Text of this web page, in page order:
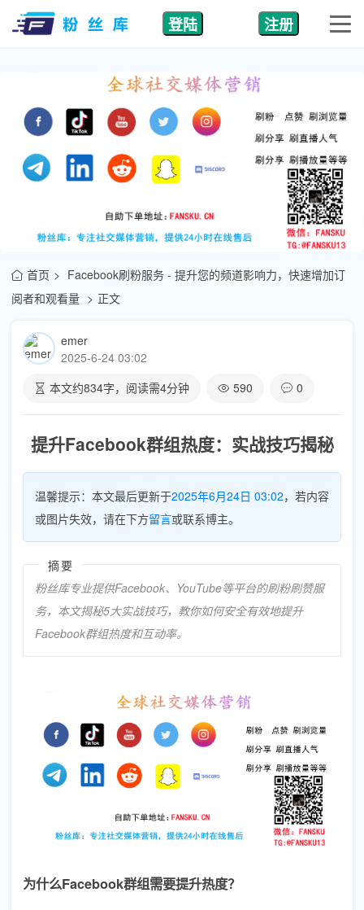
登陆 注册
首页
Facebook刷粉服务 - 提升您的频道影响力，快速增加订
阅者和观看量
正文
emer
2025-6-24 03:02
本文约834字，阅读需4分钟 590 0
提升Facebook群组热度：实战技巧揭秘
温馨提示：本文最后更新于2025年6月24日 03:02，若内容
或图片失效，请在下方留言或联系博主。
摘要
粉丝库专业提供Facebook、YouTube等平台的刷粉刷赞服
务，本文揭秘5大实战技巧，教你如何安全有效地提升
Facebook群组热度和互动率。
为什么Facebook群组需要提升热度？